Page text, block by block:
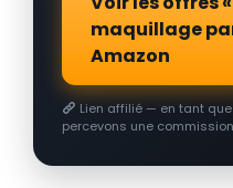
maquillage
Amazon
Lien affilié — en tant
percevons une